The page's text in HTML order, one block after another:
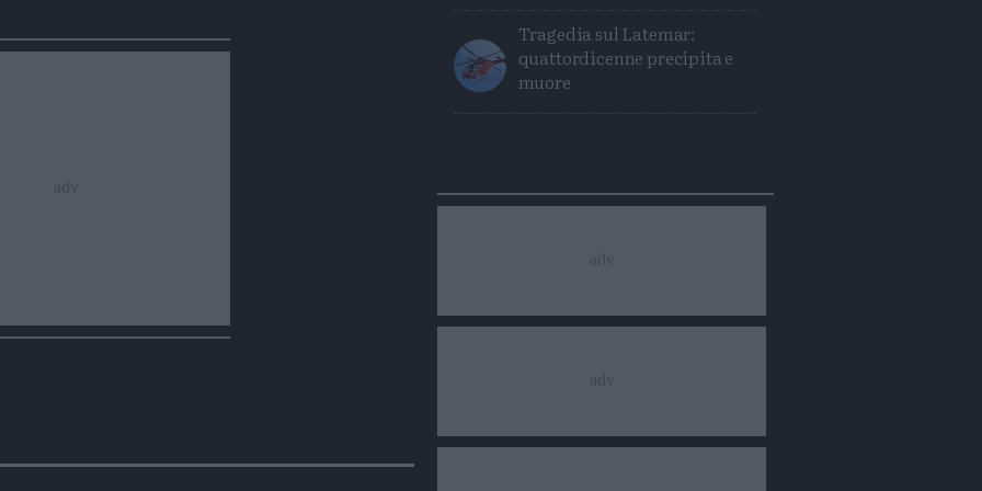
Tragedia sul Latemar:
quattordicenne precipita e
muore